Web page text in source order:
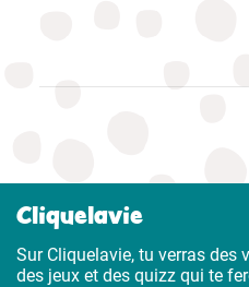
Cliquelavie
Sur Cliquelavie, tu verras des
des jeux et des quizz qui te